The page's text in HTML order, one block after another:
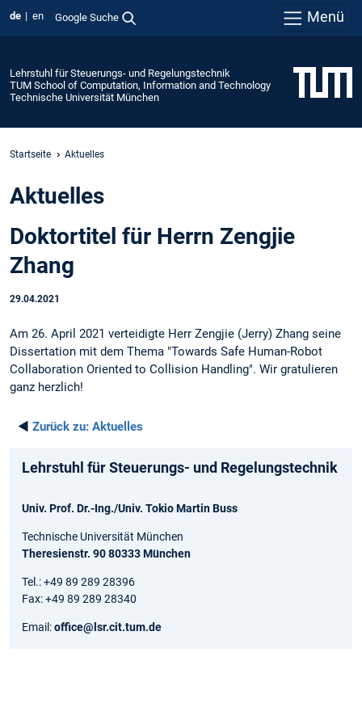
de en Google Suche Menü
Lehrstuhl für Steuerungs- und Regelungstechnik
TUM School of Computation, Information and Technology
Technische Universität München
Startseite Aktuelles
Aktuelles
Doktortitel für Herrn Zengjie
Zhang
29.04.2021
Am 26. April 2021 verteidigte Herr Zengjie (Jerry) Zhang seine
Dissertation mit dem Thema "Towards Safe Human-Robot
Collaboration Oriented to Collision Handling". Wir gratulieren
ganz herzlich!
◄ Zurück zu: Aktuelles
Lehrstuhl für Steuerungs- und Regelungstechnik
Univ. Prof. Dr.-Ing./Univ. Tokio Martin Buss
Technische Universität München
Theresienstr. 90 80333 München
Tel.: +49 89 289 28396
Fax: +49 89 289 28340
Email:office@lsr.cit.tum.de